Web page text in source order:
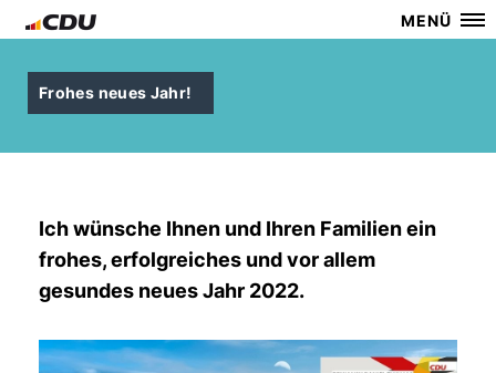
MENÜ
Frohes neues Jahr!
Ich wünsche Ihnen und Ihren Familien ein
frohes, erfolgreiches und vor allem
gesundes neues Jahr 2022.